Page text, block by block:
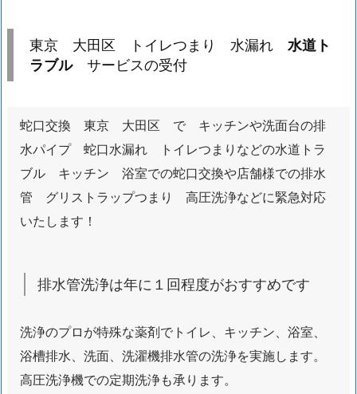
大
田
レ
つ
ま
り
れ
道
ラ
ブ
東京 大田区 トイレつまり 水漏れ 水道ト
ラブルサービスの受付
蛇口交換 東京 大田区 で キッチンや洗面台の排
水パイプ 蛇口水漏れ トイレつまりなどの水道トラ
ブル キッチン 浴室での蛇口交換や店舗様での排水
管 グリストラップつまり 高圧洗浄などに緊急対応
いたします！
排水管洗浄は年に１回程度がおすすめです
洗浄のプロが特殊な薬剤でトイレ、キッチン、浴室、
浴槽排水、洗面、洗濯機排水管の洗浄を実施します。
高圧洗浄機での定期洗浄も承ります。